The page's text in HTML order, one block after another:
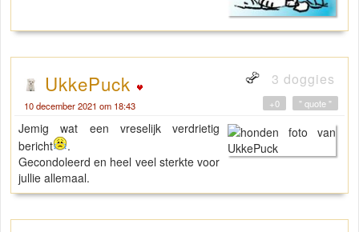
UkkePuck 3 doggies
10 december 2021 om 18:43 " quote "
+0
Jemig wat een vreselijk verdrietig
bericht
.
Gecondoleerd en heel veel sterkte voor
jullie allemaal.